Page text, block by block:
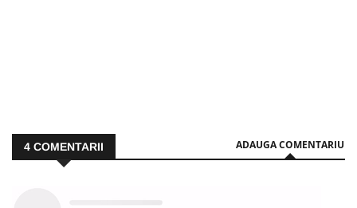
4 COMENTARII ADAUGA COMENTARIU